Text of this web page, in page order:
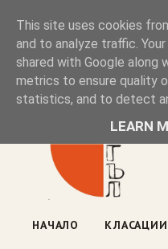
Книжен
Блог на книжарницата —
ул. „Оборище" 117,
НАЧАЛО КЛАСАЦИИ
This site uses cookies
and to analyze traffic.
shared with Google along
metrics to ensure quality
statistics, and to detect
LEARN